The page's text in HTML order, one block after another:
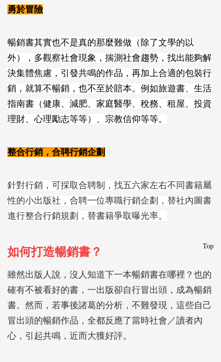
勇於冒險
暢銷書其實也不是真的那麼難做（除了文學的以
外），多觀察社會現象，揣測社會趨勢，找出能夠解
決集體焦慮，引發共鳴的作品，再加上合適的包裝行
銷，就算不暢銷，也不至於賠本。例如旅遊書、生活
指南書（健康、減肥、家庭醫學、稅務、租屋、投資
理財、心理勵志等等）、宗教信仰等等。
整合行銷，合聘行銷企劃
針對行銷，可採取合聘制，找五六家左右不同書籍屬
性的小出版社，合聘一位專職行銷企劃，替社內圖書
進行整合行銷規劃，替書籍爭取曝光率。
Top
如何打造暢銷書？
雖然出版人說，沒人知道下一本暢銷書在哪裡？也的
確有不被看好的書，一出版卻自行冒出頭，成為暢銷
書。然而，若事後諸葛的分析，不難發現，這些自己
冒出頭的暢銷作品，全都反應了當時社會／讀者內
心，引起共鳴，近而大獲好評。